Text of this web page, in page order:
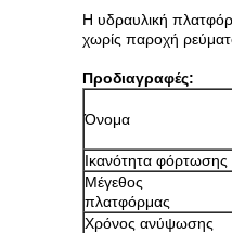
Η υδραυλική
χωρίς παροχή
Προδιαγραφές:
Όνομα
Ικανότητα φόρτωσης
Μέγεθος
πλατφόρμας
Χρόνος ανύψωσης